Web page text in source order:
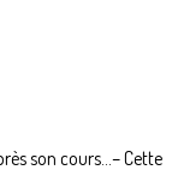
son cours...– Cette